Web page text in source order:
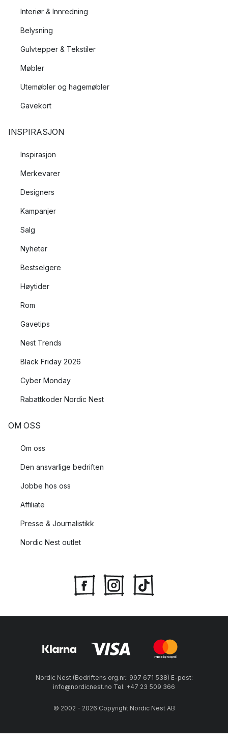
Interiør & Innredning
Belysning
Gulvtepper & Tekstiler
Møbler
Utemøbler og hagemøbler
Gavekort
INSPIRASJON
Inspirasjon
Merkevarer
Designers
Kampanjer
Salg
Nyheter
Bestselgere
Høytider
Rom
Gavetips
Nest Trends
Black Friday 2026
Cyber Monday
Rabattkoder Nordic Nest
OM OSS
Om oss
Den ansvarlige bedriften
Jobbe hos oss
Affiliate
Presse & Journalistikk
Nordic Nest outlet
Nordic Nest (Bedriftens org.nr.: 997 671 538) E-post:
info@nordicnest.no Tel: +47 23 509 366
© 2002 - 2026 Copyright Nordic Nest AB